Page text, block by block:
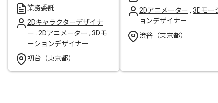
業務委託
2Dキャラクターデザイナ
ー , 2Dアニメーター , 3Dモ
ーションデザイナー
初台（東京都）
2Dアニメーター , 3Dモー
ョンデザイナー
渋谷（東京都）